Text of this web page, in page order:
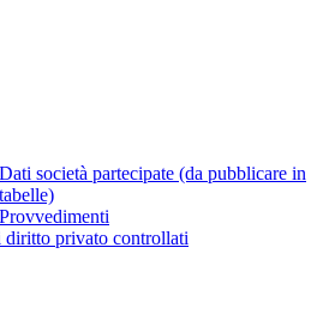
Dati società partecipate (da pubblicare in
tabelle)
Provvedimenti
diritto privato controllati